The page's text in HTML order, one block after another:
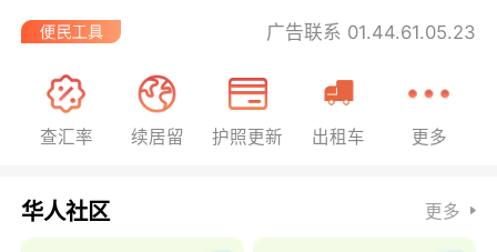
广告联系 01.44.61.05.23
查汇率 续居留 护照更新 出租车 更多
华人社区 更多